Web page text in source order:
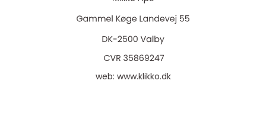
web: www.klikko.dk